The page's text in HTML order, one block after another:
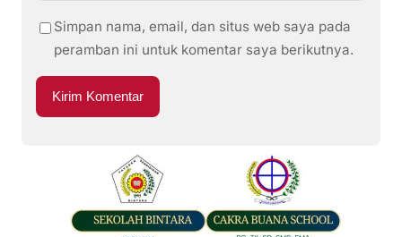
Simpan nama, email, dan situs web saya pada
peramban ini untuk komentar saya berikutnya.